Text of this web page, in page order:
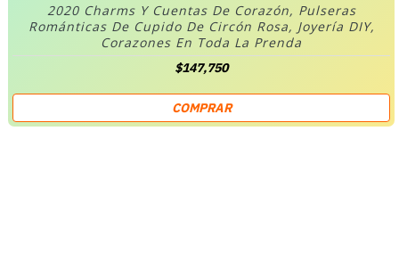
2020 Charms Y Cuentas De Corazón, Pulseras
Románticas De Cupido De Circón Rosa, Joyería DIY,
Corazones En Toda La Prenda
$147,750
COMPRAR